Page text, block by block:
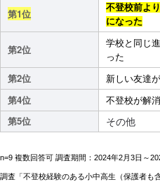
第1位
不登校前よ
になった
第2位
学校と同じ
った
第2位 新しい友達
第4位 不登校が解
第5位 その他
n=9 複数回答可 調査期間：2024年2月3日～
調査「不登校経験のある小中高生（保護者も